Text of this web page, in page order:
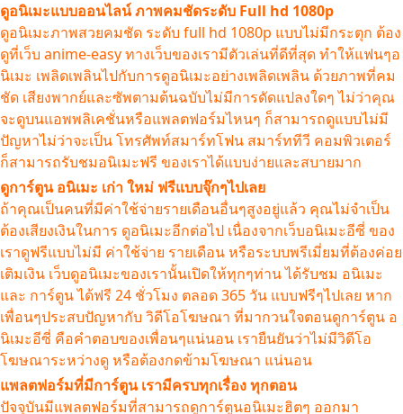
ดูอนิเมะแบบออนไลน์ ภาพคมชัดระดับ Full hd 1080p
ดูอนิเมะภาพสวยคมชัด ระดับ full hd 1080p แบบไม่มีกระตุก ต้อง
ดูที่เว็บ anime-easy ทางเว็บของเรามีตัวเล่นที่ดีที่สุด ทำให้แฟนๆอ
นิเมะ เพลิดเพลินไปกับการดูอนิเมะอย่างเพลิดเพลิน ด้วยภาพที่คม
ชัด เสียงพากย์และซัพตามต้นฉบับไม่มีการดัดแปลงใดๆ ไม่ว่าคุณ
จะดูบนแอพพลิเคชั่นหรือแพลตฟอร์มไหนๆ ก็สามารถดูแบบไม่มี
ปัญหาไม่ว่าจะเป็น โทรศัพท์สมาร์ทโฟน สมาร์ททีวี คอมพิวเตอร์
ก็สามารถรับชมอนิเมะฟรี ของเราได้แบบง่ายและสบายมาก
ดูการ์ตูน อนิเมะ เก่า ใหม่ ฟรีแบบจุ๊กๆไปเลย
ถ้าคุณเป็นคนที่มีค่าใช้จ่ายรายเดือนอื่นๆสูงอยู่แล้ว คุณไม่จำเป็น
ต้องเสียงเงินในการ ดูอนิเมะอีกต่อไป เนื่องจากเว็บอนิเมะอีซี่ ของ
เราดูฟรีแบบไม่มี ค่าใช้จ่าย รายเดือน หรือระบบพรีเมี่ยมที่ต้องค่อย
เติมเงิน เว็บดูอนิเมะของเรานั้นเปิดให้ทุกๆท่าน ได้รับชม อนิเมะ
และ การ์ตูน ได้ฟรี 24 ชั่วโมง ตลอด 365 วัน แบบฟรีๆไปเลย หาก
เพื่อนๆประสบปัญหากับ วิดีโอโฆษณา ที่มากวนใจตอนดูการ์ตูน อ
นิเมะอีซี่ คือคำตอบของเพื่อนๆแน่นอน เรายืนยันว่าไม่มีวิดีโอ
โฆษณาระหว่างดู หรือต้องกดข้ามโฆษณา แน่นอน
แพลตฟอร์มที่มีการ์ตูน เรามีครบทุกเรื่อง ทุกตอน
ปัจจุบันมีแพลตฟอร์มที่สามารถดูการ์ตูนอนิเมะฮิตๆ ออกมา